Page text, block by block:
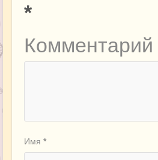
*
Комментарий
Имя *